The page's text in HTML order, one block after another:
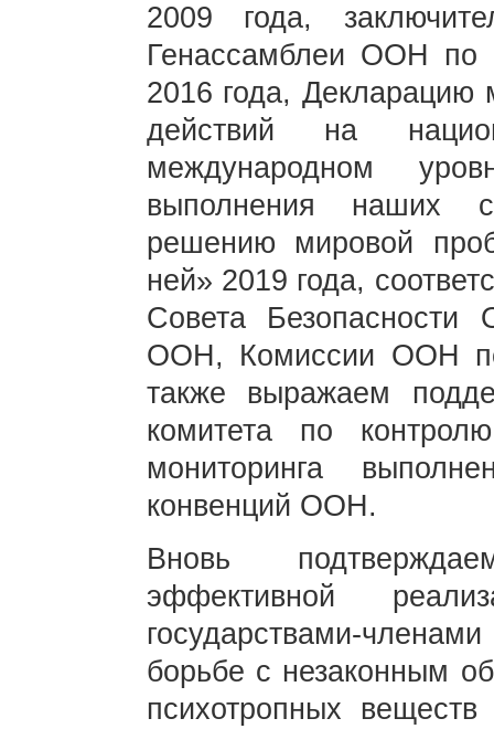
2009 года,
Генассамблеи ООН по
2016 года, Декларацию
действий на
международном
выполнения наших
решению мировой
ней» 2019 года,
Совета
ООН, Комиссии ООН по
также выражаем
комитета по
мониторинга
конвенций ООН.
Вновь
эффективной
государствами-
борьбе с незаконным
психотропных